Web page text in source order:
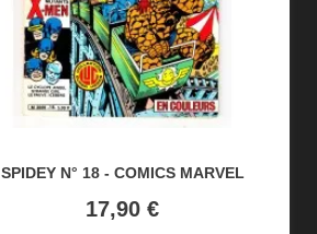
SPIDEY N° 18 - COMICS MARVEL
Prix
17,90 €